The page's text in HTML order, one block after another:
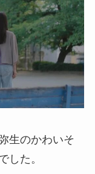
生のかわいそ
した。